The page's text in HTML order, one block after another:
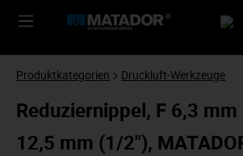
Produktkategorien Druckluft-Werkzeuge
Reduziernippel, F 6,3
12,5 mm (1/2"),